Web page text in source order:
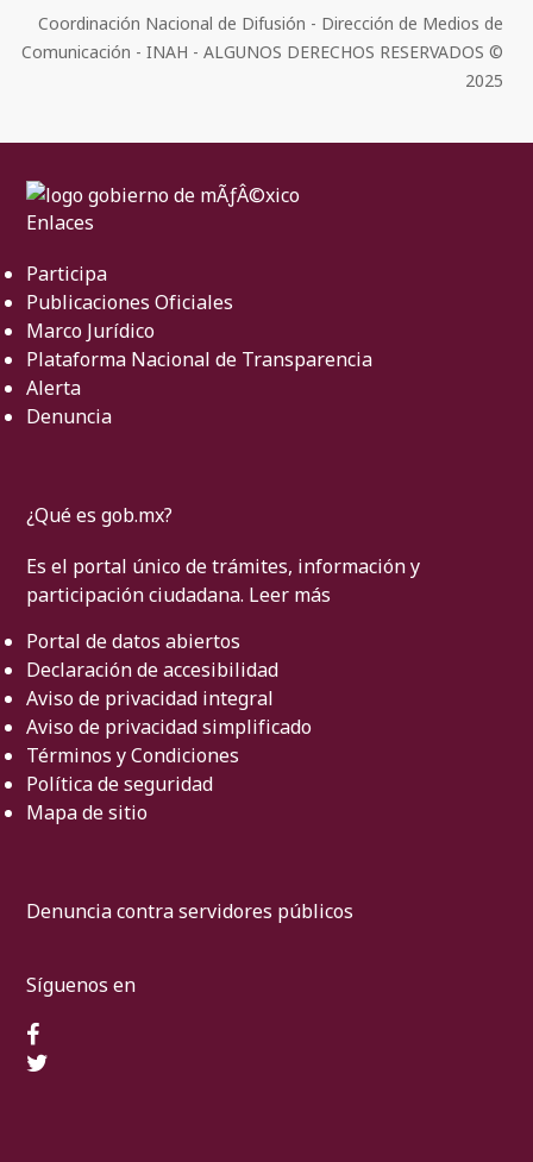
Coordinación Nacional de Difusión - Dirección de Medios de
Comunicación - INAH - ALGUNOS DERECHOS RESERVADOS ©
2025
Enlaces
Participa
Publicaciones Oficiales
Marco Jurídico
Plataforma Nacional de Transparencia
Alerta
Denuncia
¿Qué es gob.mx?
Es el portal único de trámites, información y
participación ciudadana. Leer más
Portal de datos abiertos
Declaración de accesibilidad
Aviso de privacidad integral
Aviso de privacidad simplificado
Términos y Condiciones
Política de seguridad
Mapa de sitio
Denuncia contra servidores públicos
Síguenos en